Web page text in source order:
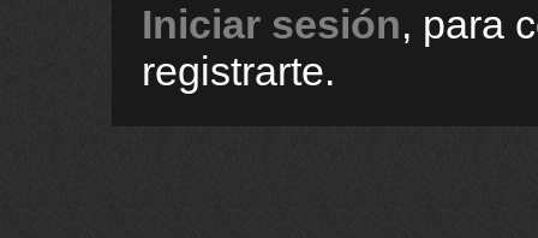
Iniciar sesión, para
registrarte.